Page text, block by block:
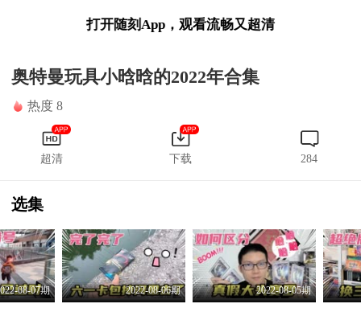
打开随刻App，观看流畅又超清
奥特曼玩具小晗晗的2022年合集
热度 8
超清 下载 284
选集
08-07期 2022-08-06期 2022-08-05期